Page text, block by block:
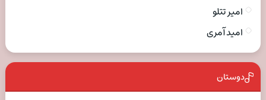
امیر تتلو
امید آمری
دوستان